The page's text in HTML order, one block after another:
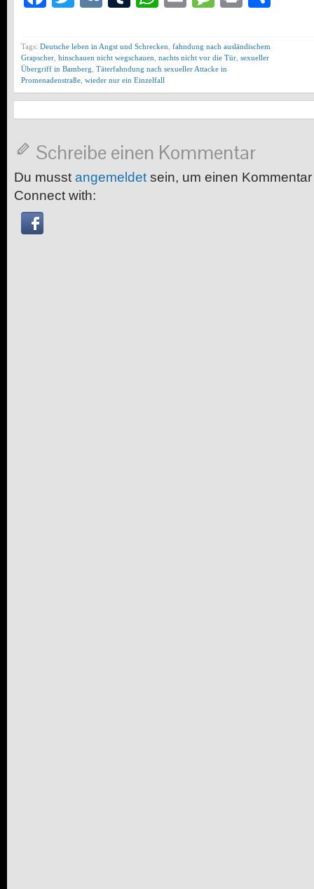
Tags: Deutsche leben in Angst und Schrecken, fahndung nach ausländischem
Grapscher, hinschauen nicht wegschauen, nachts nicht vor die Tür, sexueller
Übergriff in Bamberg, Täterfahndung nach sexueller Attacke in
Promenadenstraße, wieder nur ein Einzelfall
Schreibe einen Kommentar
Du musst angemeldet sein, um einen
Connect with: